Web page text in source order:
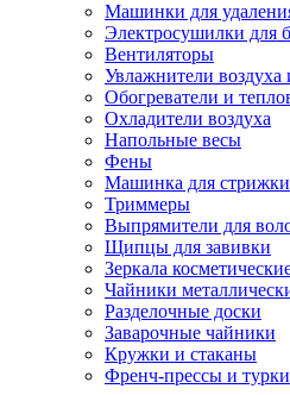
Машинки для
Электросушилки для
Вентиляторы
Увлажнители
Обогреватели и
Охладители воздуха
Напольные весы
Фены
Машинка для стрижки
Триммеры
Выпрямители для
Щипцы для завивки
Зеркала
Чайники
Разделочные доски
Заварочные чайники
Кружки и стаканы
Френч-прессы и турки